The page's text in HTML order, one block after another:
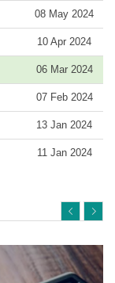
08 May 2024
10 Apr 2024
06 Mar 2024
07 Feb 2024
13 Jan 2024
11 Jan 2024